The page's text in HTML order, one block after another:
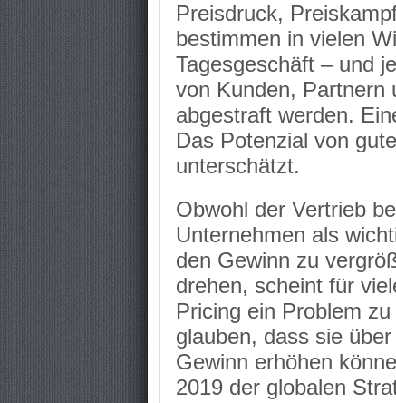
Preisdruck,
bestimmen in vielen
Tagesgeschäft – und
von Kunden, Partnern
abgestraft werden.
Das Potenzial von
unterschätzt.
Obwohl der Vertrieb
Unternehmen als
den Gewinn zu
drehen, scheint für
Pricing ein Problem
glauben, dass sie
Gewinn erhöhen
2019 der globalen